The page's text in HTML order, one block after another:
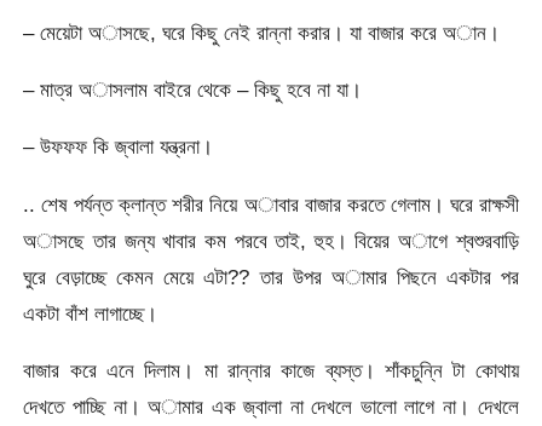
– মেয়েটা অাসছে, ঘরে কিছু নেই রান্না করার। যা বাজার করে অান।
– মাত্র অাসলাম বাইরে থেকে – কিছু হবে না যা।
– উফফফ কি জ্বালা যন্ত্রনা।
.. শেষ পর্যন্ত ক্লান্ত শরীর নিয়ে অাবার বাজার করতে গেলাম। ঘরে রাক্ষসী
অাসছে তার জন্য খাবার কম পরবে তাই, হুহ। বিয়ের অাগে শ্বশুরবাড়ি
ঘুরে বেড়াচ্ছে কেমন মেয়ে এটা?? তার উপর অামার পিছনে একটার পর
একটা বাঁশ লাগাচ্ছে।
বাজার করে এনে দিলাম। মা রান্নার কাজে ব্যস্ত। শাঁকচুন্নি টা কোথায়
দেখতে পাচ্ছি না। অামার এক জ্বালা না দেখলে ভালো লাগে না। দেখলে